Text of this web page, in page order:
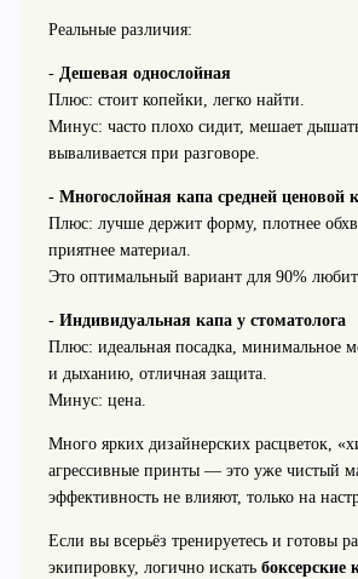
Реальные различия:
- Дешевая однослойная
Плюс: стоит копейки, легко найти.
Минус: часто плохо сидит, мешает
вываливается при разговоре.
- Многослойная капа средней ценовой
Плюс: лучше держит форму, плотнее
приятнее материал.
Это оптимальный вариант для 90%
- Индивидуальная капа у стоматолога
Плюс: идеальная посадка, минимальное
и дыханию, отличная защита.
Минус: цена.
Много ярких дизайнерских расцветок,
агрессивные принты — это уже чистый
эффективность не влияют, только на
Если вы всерьёз тренируетесь и готовы
экипировку, логично искать боксерские